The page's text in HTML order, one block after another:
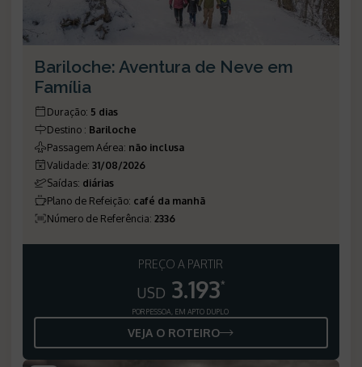
Bariloche: Aventura de Neve em
Família
Duração: 5 dias
Destino : Bariloche
Passagem Aérea: não inclusa
Validade: 31/08/2026
Saídas: diárias
Plano de Refeição: café da manhã
Número de Referência: 2336
PREÇO A PARTIR
USD 3.193*
POR PESSOA, EM APTO DUPLO
VEJA O ROTEIRO